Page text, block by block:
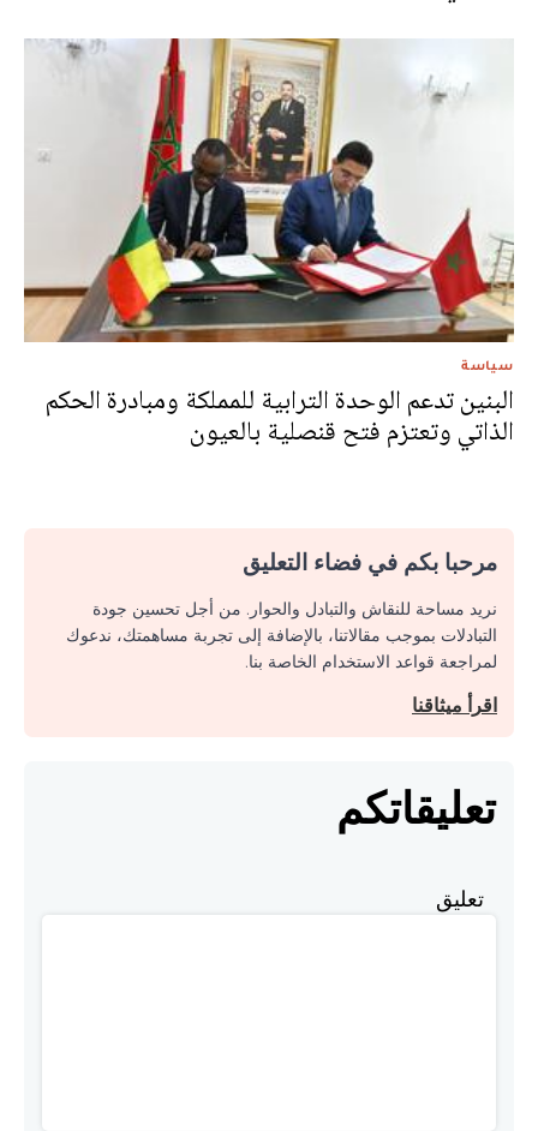
سياسة
البنين تدعم الوحدة الترابية للمملكة ومبادرة الحكم
الذاتي وتعتزم فتح قنصلية بالعيون
مرحبا بكم في فضاء التعليق
نريد مساحة للنقاش والتبادل والحوار. من أجل تحسين جودة
التبادلات بموجب مقالاتنا، بالإضافة إلى تجربة مساهمتك، ندعوك
لمراجعة قواعد الاستخدام الخاصة بنا.
اقرأ ميثاقنا
تعليقاتكم
تعليق